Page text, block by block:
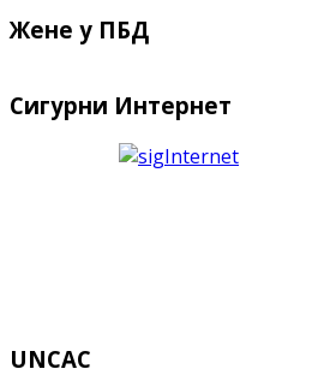
Жене у ПБД
Сигурни Интернет
UNCAC